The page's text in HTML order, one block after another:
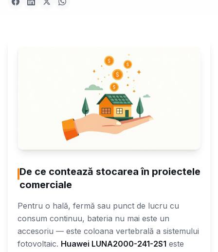
De ce contează stocarea în proiectele
comerciale
Pentru o hală, fermă sau punct de lucru cu
consum continuu, bateria nu mai este un
accesoriu — este coloana vertebrală a sistemului
fotovoltaic. Huawei LUNA2000-241-2S1 este